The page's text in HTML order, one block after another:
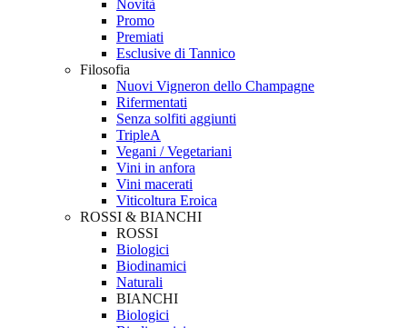
Novità
Promo
Premiati
Esclusive di Tannico
Filosofia
Nuovi Vigneron dello Champagne
Rifermentati
Senza solfiti aggiunti
TripleA
Vegani / Vegetariani
Vini in anfora
Vini macerati
Viticoltura Eroica
ROSSI & BIANCHI
ROSSI
Biologici
Biodinamici
Naturali
BIANCHI
Biologici